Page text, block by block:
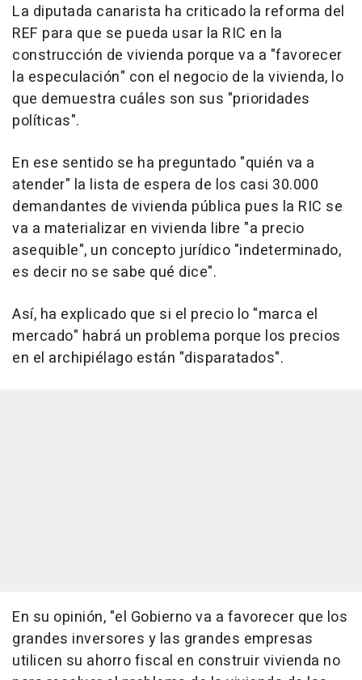
La diputada canarista ha criticado la reforma del
REF para que se pueda usar la RIC en la
construcción de vivienda porque va a "favorecer
la especulación" con el negocio de la vivienda, lo
que demuestra cuáles son sus "prioridades
políticas".
En ese sentido se ha preguntado "quién va a
atender" la lista de espera de los casi 30.000
demandantes de vivienda pública pues la RIC se
va a materializar en vivienda libre "a precio
asequible", un concepto jurídico "indeterminado,
es decir no se sabe qué dice".
Así, ha explicado que si el precio lo "marca el
mercado" habrá un problema porque los precios
en el archipiélago están "disparatados".
En su opinión, "el Gobierno va a favorecer que los
grandes inversores y las grandes empresas
utilicen su ahorro fiscal en construir vivienda no